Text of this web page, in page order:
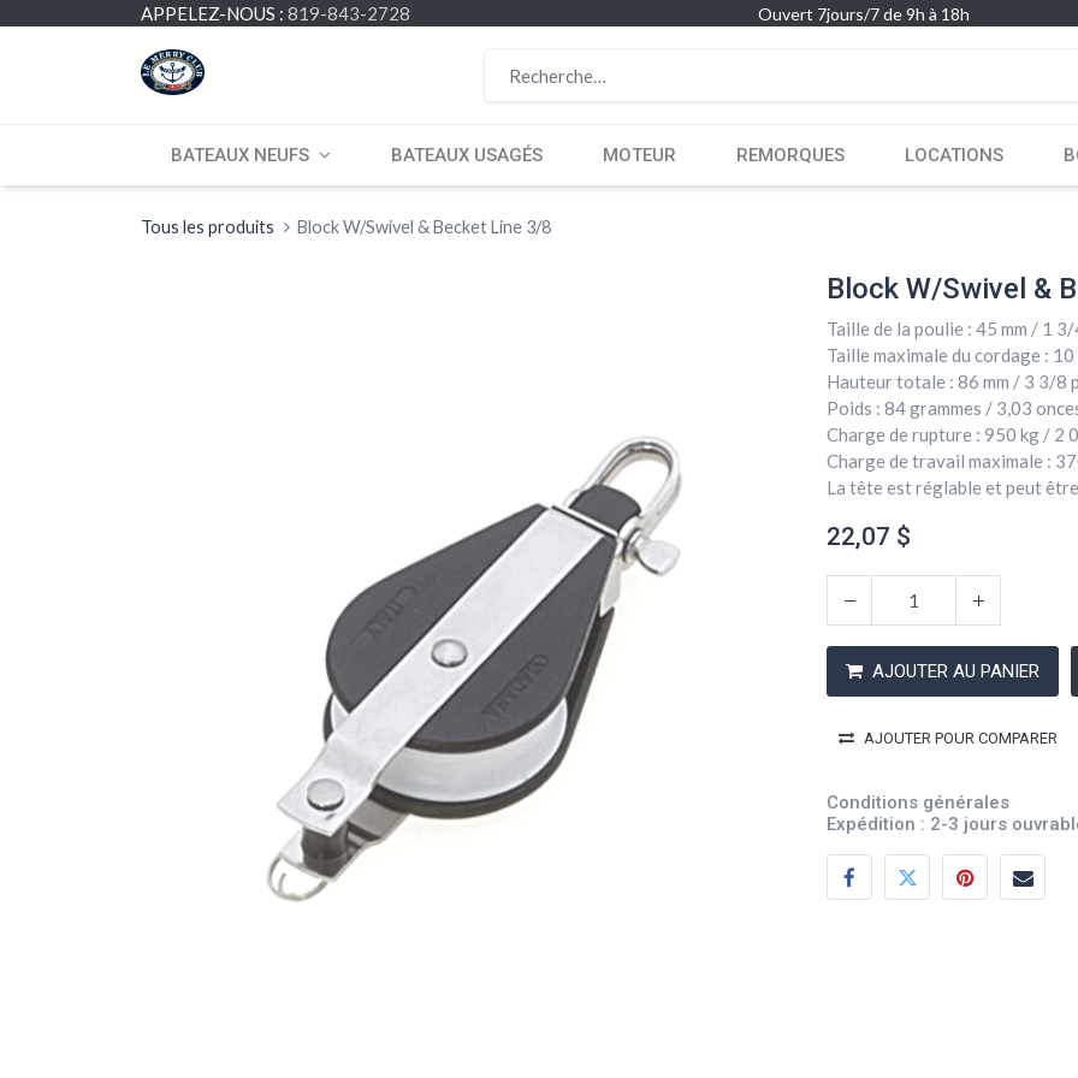
APPELEZ-NOUS : 819-843-2728 Ouvert 7jours/7 de 9h à 18h
BATEAUX NEUFS BATEAUX USAGÉS MOTEUR REMORQUES LOCATIONS
Tous les produits Block W/Swivel & Becket Line 3/8
Block W/Swivel &
Taille de la poulie : 45 mm / 1
Taille maximale du cordage :
Hauteur totale : 86 mm / 3 3/8
Poids : 84 grammes / 3,03
Charge de rupture : 950 kg / 2
Charge de travail maximale :
La tête est réglable et peut
22,07 $
AJOUTER AU PANIER
AJOUTER POUR COMPARER
Conditions générales
Expédition : 2-3 jours